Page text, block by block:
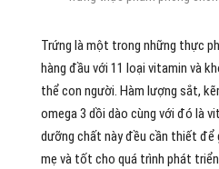
Trứng là một trong những thực
hàng đầu với 11 loại vitamin và
thể con người. Hàm lượng sắt,
omega 3 dồi dào cùng với đó là
dưỡng chất này đều cần thiết để
mẹ và tốt cho quá trình phát